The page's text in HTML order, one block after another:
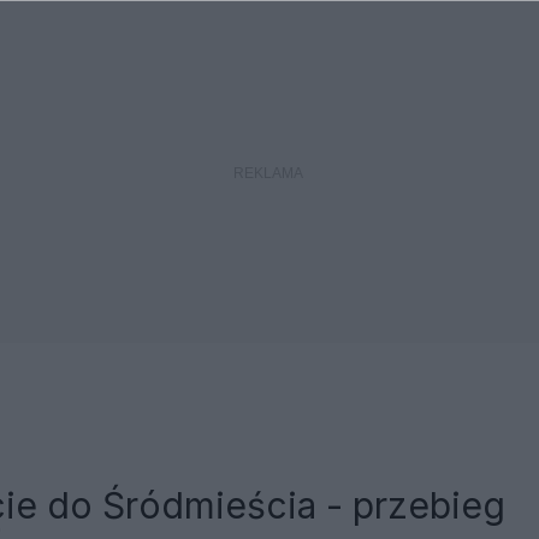
do Śródmieścia - przebieg